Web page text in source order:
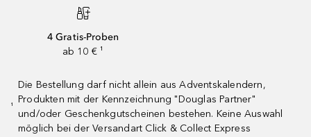
4 Gratis-Proben
ab 10 € ¹
¹
Die Bestellung darf nicht allein aus Adventskalendern,
Produkten mit der Kennzeichnung "Douglas Partner"
und/oder Geschenkgutscheinen bestehen. Keine Auswahl
möglich bei der Versandart Click & Collect Express